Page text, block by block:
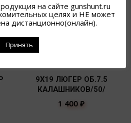
9Х19 ЛЮГЕР ОБ.7.5
КАЛАШНИКОВ/50/
1 400 ₽
на сайте gunshunt.ru
целях и НЕ может
дистанционно(онлайн).
Принять